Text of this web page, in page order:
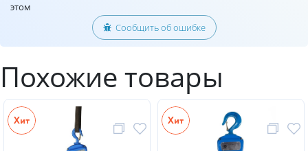
этом
Сообщить об ошибке
Похожие товары